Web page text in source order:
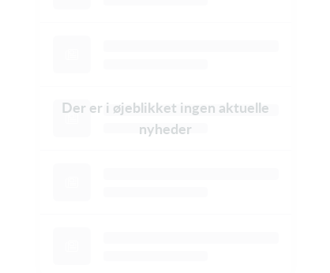
Der er i øjeblikket ingen aktuelle
nyheder